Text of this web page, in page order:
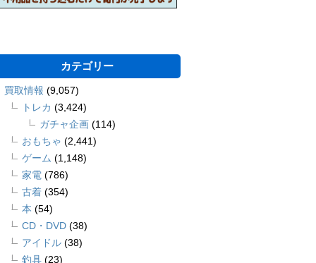
カテゴリー
買取情報 (9,057)
トレカ (3,424)
ガチャ企画 (114)
おもちゃ (2,441)
ゲーム (1,148)
家電 (786)
古着 (354)
本 (54)
CD・DVD (38)
アイドル (38)
釣具 (23)